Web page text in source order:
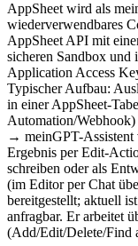
AppSheet wird als
wiederverwendbares
AppSheet API mit
sicheren Sandbox
Application Access
Typischer Aufbau:
in einer AppSheet-
Automation/
→ meinGPT-
Ergebnis per Edit-
schreiben oder als
(im Editor per Chat
bereitgestellt; aktuell
anfragbar. Er arbeitet
(Add/Edit/Delete/Find